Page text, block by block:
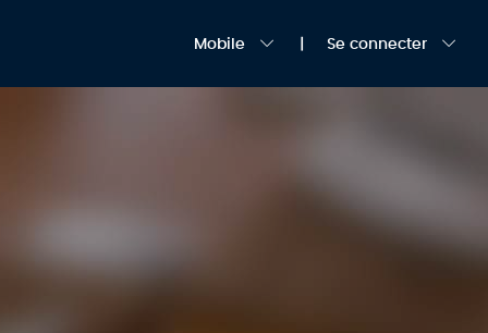
Mobile Se connecter